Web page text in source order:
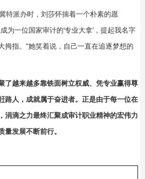
特派办时，刘莎怀揣着一个朴素的愿
为一位国家审计的‘专业大拿’，提起我名字
拇指。”她笑着说，自己一直在追逐梦想的
了越来越多靠铁面树立权威、凭专业赢得尊
路人，成就属于奋进者。正是由于每一位在
涓滴之力最终汇聚成审计职业精神的宏伟力
发展不断前行。